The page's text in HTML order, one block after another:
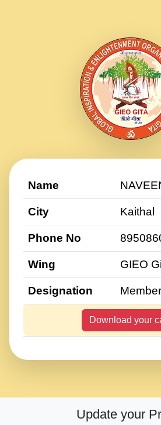
Name
City Kaithal
Phone No
Wing GIEO
Designation Member
Download your
Update your